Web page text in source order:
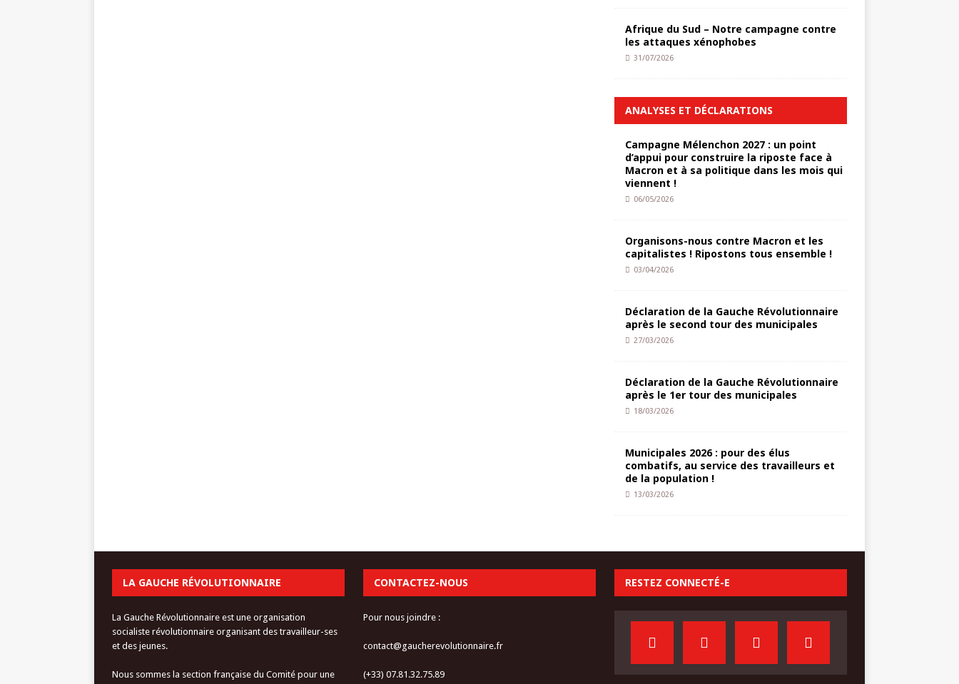
Afrique du Sud – Notre campagne contre
les attaques xénophobes
31/07/2026
ANALYSES ET DÉCLARATIONS
Campagne Mélenchon 2027 : un point
d’appui pour construire la riposte face à
Macron et à sa politique dans les mois qui
viennent !
06/05/2026
Organisons-nous contre Macron et les
capitalistes ! Ripostons tous ensemble !
03/04/2026
Déclaration de la Gauche Révolutionnaire
après le second tour des municipales
27/03/2026
Déclaration de la Gauche Révolutionnaire
après le 1er tour des municipales
18/03/2026
Municipales 2026 : pour des élus
combatifs, au service des travailleurs et
de la population !
13/03/2026
LA GAUCHE RÉVOLUTIONNAIRE
La Gauche Révolutionnaire est une organisation
socialiste révolutionnaire organisant des travailleur-ses
et des jeunes.
Nous sommes la section française du Comité pour une
CONTACTEZ-NOUS
Pour nous joindre :
contact@gaucherevolutionnaire.fr
(+33) 07.81.32.75.89
RESTEZ CONNECTÉ-E